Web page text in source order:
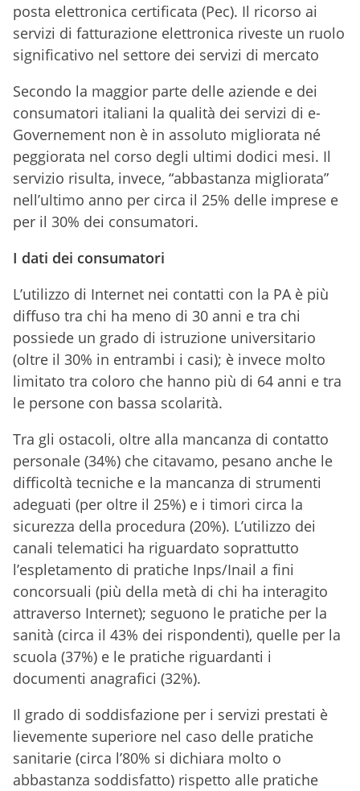
posta elettronica certificata (Pec). Il ricorso ai
servizi di fatturazione elettronica riveste un ruolo
significativo nel settore dei servizi di mercato
Secondo la maggior parte delle aziende e dei
consumatori italiani la qualità dei servizi di e-
Governement non è in assoluto migliorata né
peggiorata nel corso degli ultimi dodici mesi. Il
servizio risulta, invece, “abbastanza migliorata”
nell’ultimo anno per circa il 25% delle imprese e
per il 30% dei consumatori.
I dati dei consumatori
L’utilizzo di Internet nei contatti con la PA è più
diffuso tra chi ha meno di 30 anni e tra chi
possiede un grado di istruzione universitario
(oltre il 30% in entrambi i casi); è invece molto
limitato tra coloro che hanno più di 64 anni e tra
le persone con bassa scolarità.
Tra gli ostacoli, oltre alla mancanza di contatto
personale (34%) che citavamo, pesano anche le
difficoltà tecniche e la mancanza di strumenti
adeguati (per oltre il 25%) e i timori circa la
sicurezza della procedura (20%). L’utilizzo dei
canali telematici ha riguardato soprattutto
l’espletamento di pratiche Inps/Inail a fini
concorsuali (più della metà di chi ha interagito
attraverso Internet); seguono le pratiche per la
sanità (circa il 43% dei rispondenti), quelle per la
scuola (37%) e le pratiche riguardanti i
documenti anagrafici (32%).
Il grado di soddisfazione per i servizi prestati è
lievemente superiore nel caso delle pratiche
sanitarie (circa l’80% si dichiara molto o
abbastanza soddisfatto) rispetto alle pratiche